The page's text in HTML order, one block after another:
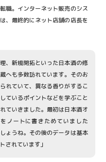
職。インターネット販売のシス
、最終的にネット店舗の店長を
、新規開拓といった日本酒の修
へも多数訪れています。そのお
れていて、異なる香りがするこ
ているポイントなどを学ぶこと
ていきました。最初は日本酒オ
ノートに書きためていました
ょうね。その後のデータは基本
されています」